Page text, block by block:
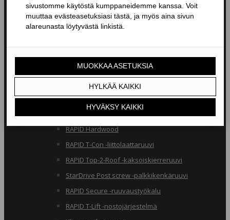
Pohjustusaineet ja tarvikkeet
Nanopinnoitteet
RAPID osakierreruuvit
StarDrive GPR osakierreruuvit
Klimas täyskierreruuvit
RAPID Hardwood
RAPID T-Con -liittolaattaruuvi
RAPID Top-2-Roof -kaksoiskierreruuvi
StarDrive Post screw -palkkikenkäruuvi
RAPID Secure -ruuvaustyökalu
RAPID T-Lift -nostojärjestelmä